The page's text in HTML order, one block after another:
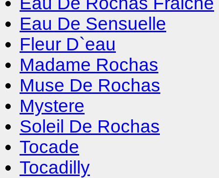
Eau De Sensuelle
Fleur D`eau
Madame Rochas
Muse De Rochas
Mystere
Soleil De Rochas
Tocade
Tocadilly